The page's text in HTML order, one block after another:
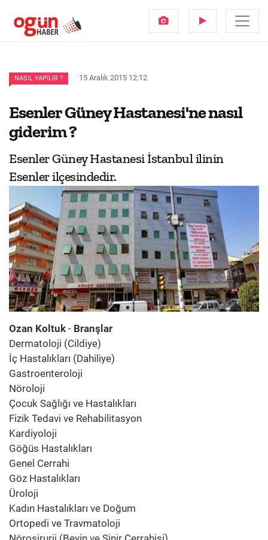
NASIL YAPILIR ? 15 Aralık 2015 12:12
Esenler Güney Hastanesi'ne nasıl
giderim ?
Esenler Güney Hastanesi İstanbul ilinin
Esenler ilçesindedir.
Ozan Koltuk - Branşlar
Dermatoloji (Cildiye)
İç Hastalıkları (Dahiliye)
Gastroenteroloji
Nöroloji
Çocuk Sağlığı ve Hastalıkları
Fizik Tedavi ve Rehabilitasyon
Kardiyoloji
Göğüs Hastalıkları
Genel Cerrahi
Göz Hastalıkları
Üroloji
Kadın Hastalıkları ve Doğum
Ortopedi ve Travmatoloji